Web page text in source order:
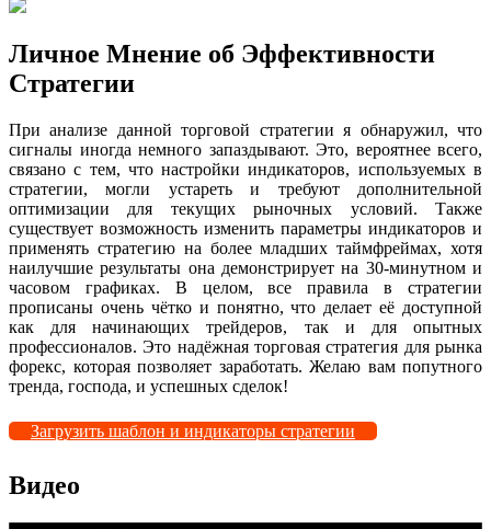
Личное Мнение об Эффективности
Стратегии
При анализе данной торговой стратегии я обнаружил, что
сигналы иногда немного запаздывают. Это, вероятнее всего,
связано с тем, что настройки индикаторов, используемых в
стратегии, могли устареть и требуют дополнительной
оптимизации для текущих рыночных условий. Также
существует возможность изменить параметры индикаторов и
применять стратегию на более младших таймфреймах, хотя
наилучшие результаты она демонстрирует на 30-минутном и
часовом графиках. В целом, все правила в стратегии
прописаны очень чётко и понятно, что делает её доступной
как для начинающих трейдеров, так и для опытных
профессионалов. Это надёжная торговая стратегия для рынка
форекс, которая позволяет заработать. Желаю вам попутного
тренда, господа, и успешных сделок!
Загрузить шаблон и индикаторы стратегии
Видео